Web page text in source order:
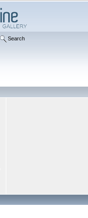
Search